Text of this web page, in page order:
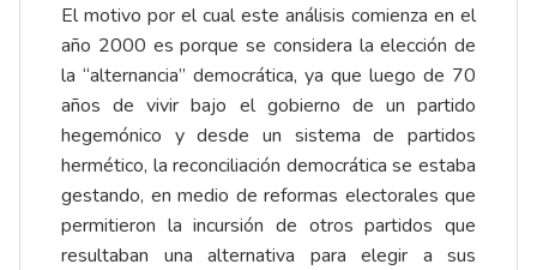
El motivo por el cual este análisis comienza en el
año 2000 es porque se considera la elección de
la “alternancia” democrática, ya que luego de 70
años de vivir bajo el gobierno de un partido
hegemónico y desde un sistema de partidos
hermético, la reconciliación democrática se estaba
gestando, en medio de reformas electorales que
permitieron la incursión de otros partidos que
resultaban una alternativa para elegir a sus